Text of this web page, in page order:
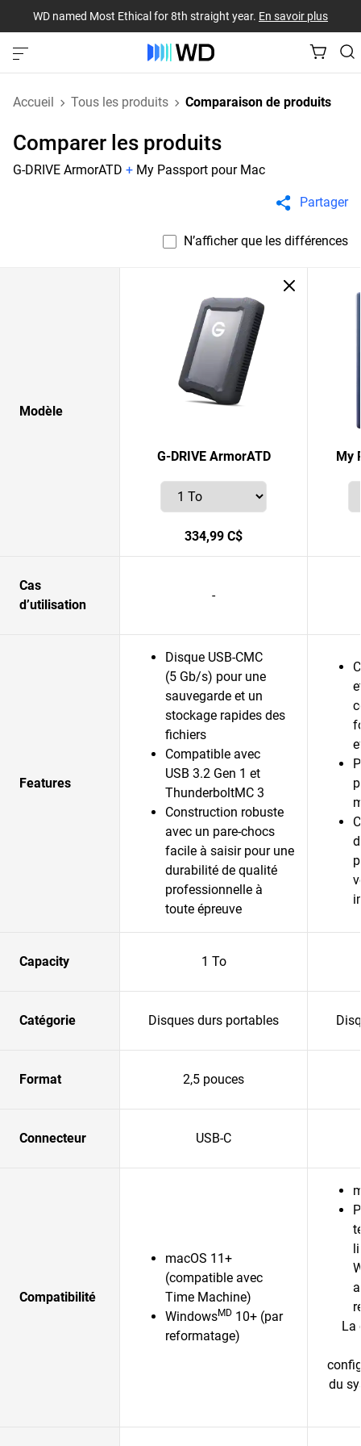
WD named Most Ethical for 8th straight year. En savoir plus
Accueil Tous les produits Comparaison de produits
Comparer les produits
G-DRIVE ArmorATD + My Passport pour Mac
Partager
N’afficher que les différences
Modèle
G-DRIVE ArmorATD
334,99 C$
My
Cas
d’utilisation
-
Features
Disque USB-CMC
(5 Gb/s) pour une
sauvegarde et un
stockage rapides des
fichiers
Compatible avec
USB 3.2 Gen 1 et
ThunderboltMC 3
Construction robuste
avec un pare-chocs
facile à saisir pour une
durabilité de qualité
professionnelle à
toute épreuve
Capacity 1 To
Catégorie Disques durs portables
Format 2,5 pouces
Connecteur USB-C
Compatibilité
macOS 11+
(compatible avec
Time Machine)
WindowsMD 10+ (par
reformatage)
La
du